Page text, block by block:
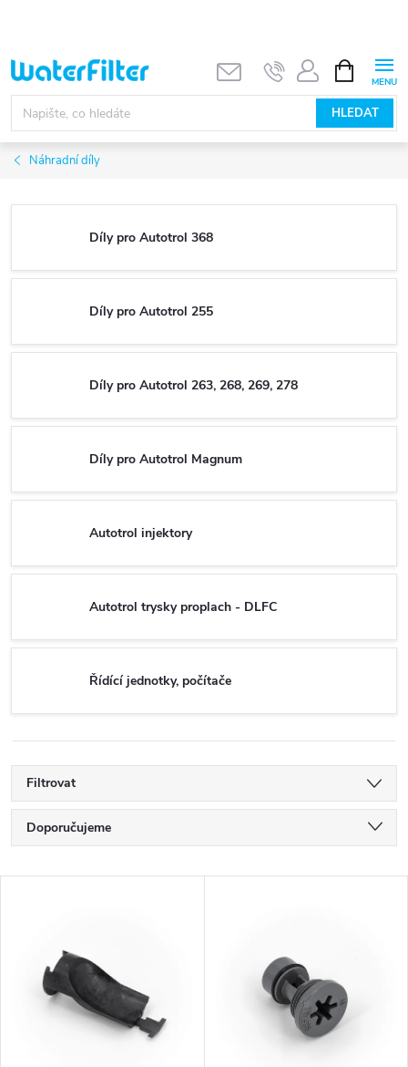
obsah
HLEDAT
NÁKUPNÍ
KOŠÍK
Náhradní díly
Díly pro Autotrol 368
Díly pro Autotrol 255
Díly pro Autotrol 263, 268, 269, 278
Díly pro Autotrol Magnum
Autotrol injektory
Autotrol trysky proplach - DLFC
Řídící jednotky, počítače
Filtrovat
Ř
a
Doporučujeme
Abecedně